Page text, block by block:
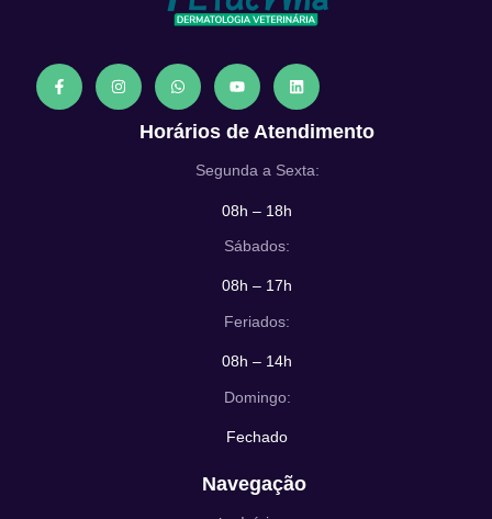
Horários de Atendimento
Segunda a Sexta:
08h – 18h
Sábados:
08h – 17h
Feriados:
08h – 14h
Domingo:
Fechado
Navegação